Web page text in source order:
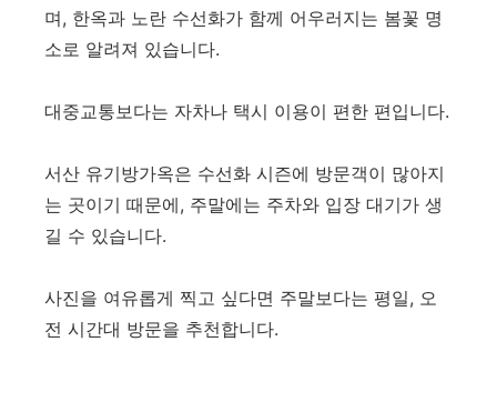
며, 한옥과 노란 수선화가 함께 어우러지는 봄꽃 명
소로 알려져 있습니다.
대중교통보다는 자차나 택시 이용이 편한 편입니다.
서산 유기방가옥은 수선화 시즌에 방문객이 많아지
는 곳이기 때문에, 주말에는 주차와 입장 대기가 생
길 수 있습니다.
사진을 여유롭게 찍고 싶다면 주말보다는 평일, 오
전 시간대 방문을 추천합니다.